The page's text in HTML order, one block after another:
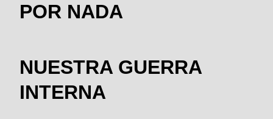
POR NADA
NUESTRA GUERRA
INTERNA